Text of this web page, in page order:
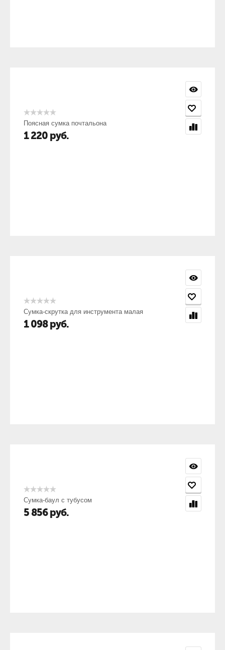
Поясная сумка почтальона
1 220 руб.
Сумка-скрутка для инструмента малая
1 098 руб.
Сумка-баул с тубусом
5 856 руб.